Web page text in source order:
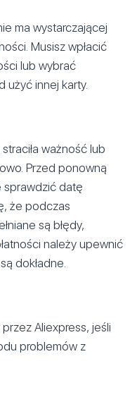
ma wystarczającej
Musisz wpłacić
lub wybrać
użyć innej karty.
ważność lub
Przed ponowną
sprawdzić datę
że podczas
są błędy,
należy upewnić
dokładne.
Aliexpress, jeśli
problemów z